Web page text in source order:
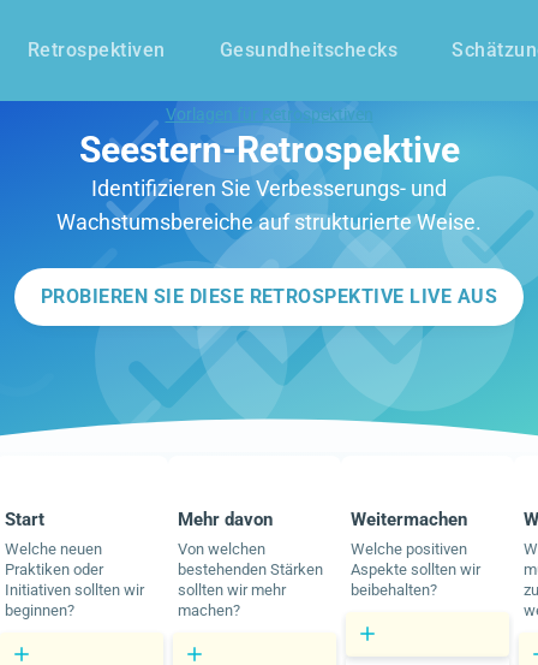
Retrospektiven Gesundheitschecks
Vorlagen für Retrospektiven
Seestern-Retrospektive
Identifizieren Sie Verbesserungs- und
Wachstumsbereiche auf strukturierte Weise.
PROBIEREN SIE DIESE RETROSPEKTIVE LIVE AUS
Start
Welche neuen
Praktiken oder
Initiativen sollten wir
beginnen?
Mehr davon
Von welchen
bestehenden Stärken
sollten wir mehr
machen?
Weitermachen
Welche positiven
Aspekte sollten wir
beibehalten?